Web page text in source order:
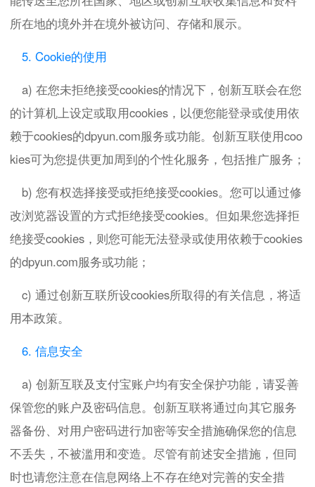
所在地的境外并在境外被访问、存储和展示。
5. Cookie的使用
a) 在您未拒绝接受cookies的情况下，创新互联会在您
的计算机上设定或取用cookies，以便您能登录或使用依
赖于cookies的dpyun.com服务或功能。创新互联使用coo
kies可为您提供更加周到的个性化服务，包括推广服务；
b) 您有权选择接受或拒绝接受cookies。您可以通过修
改浏览器设置的方式拒绝接受cookies。但如果您选择拒
绝接受cookies，则您可能无法登录或使用依赖于cookies
的dpyun.com服务或功能；
c) 通过创新互联所设cookies所取得的有关信息，将适
用本政策。
6. 信息安全
a) 创新互联及支付宝账户均有安全保护功能，请妥善
保管您的账户及密码信息。创新互联将通过向其它服务
器备份、对用户密码进行加密等安全措施确保您的信息
不丢失，不被滥用和变造。尽管有前述安全措施，但同
时也请您注意在信息网络上不存在绝对完善的安全措